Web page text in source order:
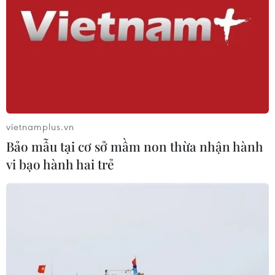
vietnamplus.vn
Bảo mẫu tại cơ sở mầm non thừa nhận hành
vi bạo hành hai trẻ